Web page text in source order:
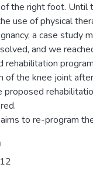
the right foot. Until
use of physical
a case study
and we
rehabilitation
of the knee joint
proposed
to re-program